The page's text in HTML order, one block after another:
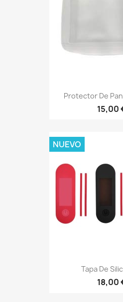
Protector De
15,00
Tapa De
18,00
NUEVO